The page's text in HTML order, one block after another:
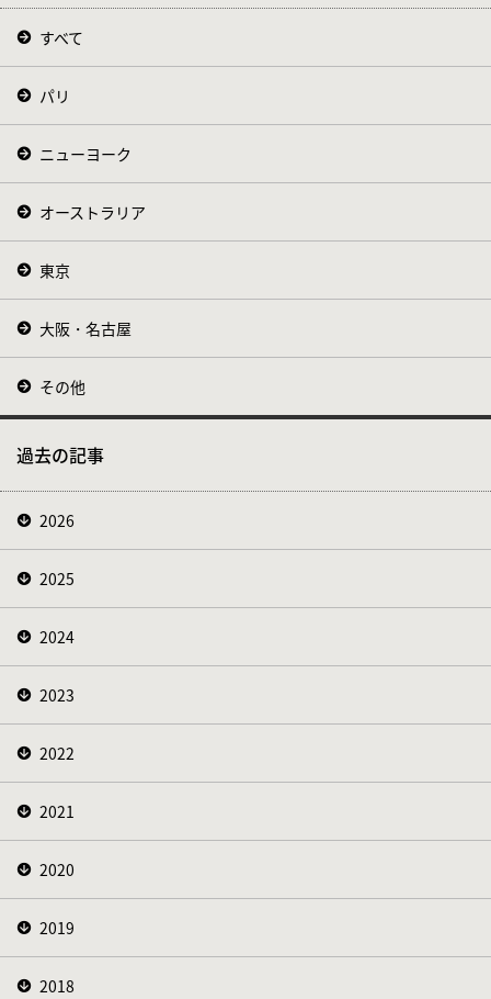
すべて
パリ
ニューヨーク
オーストラリア
東京
大阪・名古屋
その他
過去の記事
2026
2025
2024
2023
2022
2021
2020
2019
2018